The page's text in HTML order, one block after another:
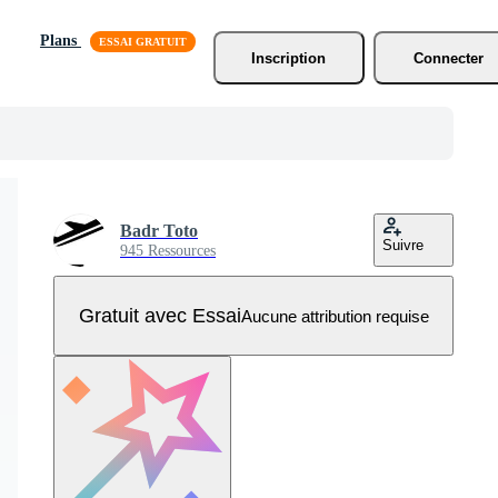
Plans
Inscription
Connecter
Badr Toto
945 Ressources Suivre
Gratuit avec EssaiAucune attribution requise